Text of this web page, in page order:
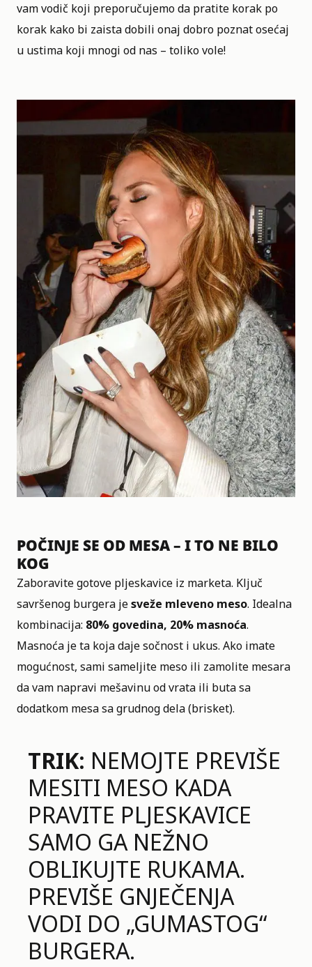
vam vodič koji preporučujemo da pratite korak po
korak kako bi zaista dobili onaj dobro poznat osećaj
u ustima koji mnogi od nas – toliko vole!
POČINJE SE OD MESA – I TO NE BILO
KOG
Zaboravite gotove pljeskavice iz marketa. Ključ
savršenog burgera jesveže mleveno meso. Idealna
kombinacija: 80% govedina, 20% masnoća.
Masnoća je ta koja daje sočnost i ukus. Ako imate
mogućnost, sami sameljite meso ili zamolite mesara
da vam napravi mešavinu od vrata ili buta sa
dodatkom mesa sa grudnog dela (brisket).
TRIK: NEMOJTE PREVIŠE
MESITI MESO KADA
PRAVITE PLJESKAVICE
SAMO GA NEŽNO
OBLIKUJTE RUKAMA.
PREVIŠE GNJEČENJA
VODI DO „GUMASTOG“
BURGERA.